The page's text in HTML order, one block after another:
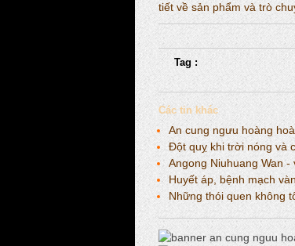
tiết về sản phẩm và trò
Tag :
Các tin khác
An cung ngưu hoàng
Đột quỵ khi trời nóng và
Angong Niuhuang Wan
Huyết áp, bệnh mạch
Những thói quen không